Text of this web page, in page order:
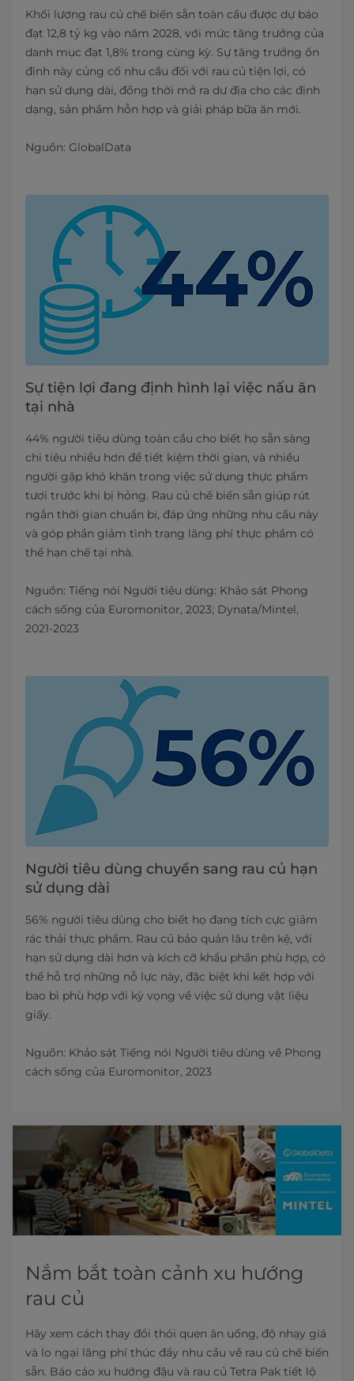
Khối lượng rau củ chế biến sẵn toàn cầu được dự báo
đạt 12,8 tỷ kg vào năm 2028, với mức tăng trưởng của
danh mục đạt 1,8% trong cùng kỳ. Sự tăng trưởng ổn
định này củng cố nhu cầu đối với rau củ tiện lợi, có
hạn sử dụng dài, đồng thời mở ra dư địa cho các định
dạng, sản phẩm hỗn hợp và giải pháp bữa ăn mới.
Nguồn: GlobalData
Sự tiện lợi đang định hình lại việc nấu ăn
tại nhà
44% người tiêu dùng toàn cầu cho biết họ sẵn sàng
chi tiêu nhiều hơn để tiết kiệm thời gian, và nhiều
người gặp khó khăn trong việc sử dụng thực phẩm
tươi trước khi bị hỏng. Rau củ chế biến sẵn giúp rút
ngắn thời gian chuẩn bị, đáp ứng những nhu cầu này
và góp phần giảm tình trạng lãng phí thực phẩm có
thể hạn chế tại nhà.
Nguồn: Tiếng nói ​​Người tiêu dùng: Khảo sát Phong
cách sống của Euromonitor, 2023; Dynata/Mintel,
2021-2023
Người tiêu dùng chuyển sang rau củ hạn
sử dụng dài
56% người tiêu dùng cho biết họ đang tích cực giảm
rác thải thực phẩm. Rau củ bảo quản lâu trên kệ, với
hạn sử dụng dài hơn và kích cỡ khẩu phần phù hợp, có
thể hỗ trợ những nỗ lực này, đặc biệt khi kết hợp với
bao bì phù hợp với kỳ vọng về việc sử dụng vật liệu
giấy.
Nguồn: Khảo sát Tiếng nói Người tiêu dùng về Phong
cách sống của Euromonitor, 2023
Nắm bắt toàn cảnh xu hướng
rau củ
Hãy xem cách thay đổi thói quen ăn uống, độ nhạy giá
và lo ngại lãng phí thúc đẩy nhu cầu về rau củ chế biến
sẵn. Báo cáo xu hướng đậu và rau củ Tetra Pak tiết lộ